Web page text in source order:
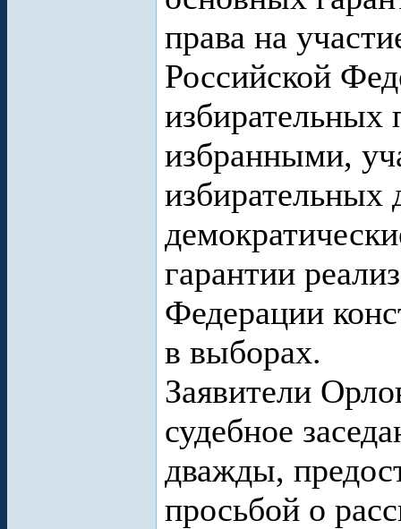
права на
Российской
избирательных
избранными,
избирательных
гарантии
Федерации
в выборах.
Заявители
судебное
дважды,
просьбой о